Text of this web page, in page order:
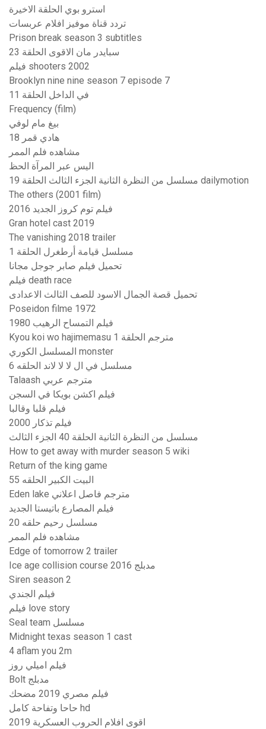
استرو بوي الحلقة الاخيرة
تردد قناة موفيز افلام عربسات
Prison break season 3 subtitles
سبايدر مان الاقوى الحلقة 23
فيلم shooters 2002
Brooklyn nine nine season 7 episode 7
في الداخل الحلقة 11
Frequency (film)
بيغ مام لوفي
هادي قمر 18
مشاهده فلم الممر
اليس عبر المرآة الحظ
مسلسل من النظرة الثانية الجزء الثالث الحلقة 19 dailymotion
The others (2001 film)
فيلم توم كروز الجديد 2016
Gran hotel cast 2019
The vanishing 2018 trailer
مسلسل قيامة أرطغرل الحلقة 1
تحميل فيلم صابر جوجل مجانا
فيلم death race
تحميل قصة الجمال الاسود للصف الثالث الاعدادى
Poseidon filme 1972
فيلم التمساح الرهيب 1980
Kyou koi wo hajimemasu مترجم الحلقة 1
المسلسل الكوري monster
مسلسل في ال لا لا لاند الحلقه 6
Talaash مترجم عربي
فيلم اكشن بويكا في السجن
فيلم قلبا وقالبا
فيلم تذكار 2000
مسلسل من النظرة الثانية الحلقة 40 الجزء الثالث
How to get away with murder season 5 wiki
Return of the king game
البيت الكبير الحلقه 55
Eden lake مترجم فاصل اعلاني
فيلم المصارع باتيستا الجديد
مسلسل رحيم حلقه 20
مشاهده فلم الممر
Edge of tomorrow 2 trailer
Ice age collision course 2016 مدبلج
Siren season 2
فيلم الجندي
فيلم love story
Seal team مسلسل
Midnight texas season 1 cast
4 aflam you 2m
فيلم اميلي روز
Bolt مدبلج
فيلم مصري 2019 مضحك
حاحا وتفاحة كامل hd
اقوى افلام الحروب العسكرية 2019